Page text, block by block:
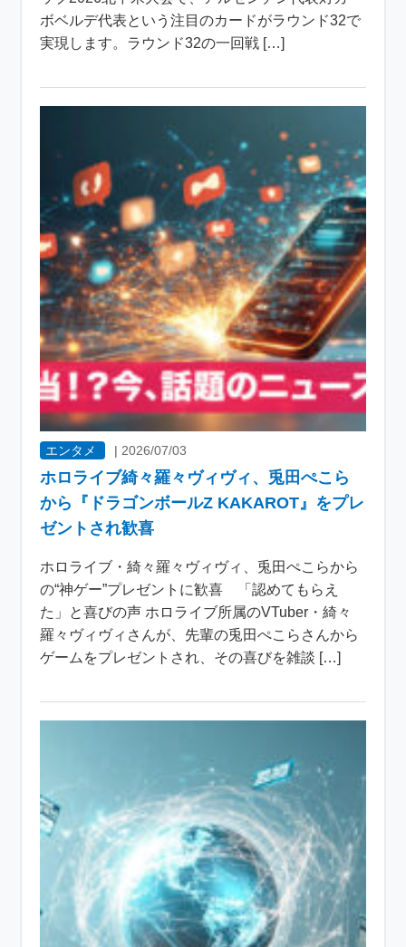
ボベルデ代表という注目のカードがラウンド32で
実現します。ラウンド32の一回戦 […]
エンタメ |2026/07/03
ホロライブ綺々羅々ヴィヴィ、兎田ぺこら
から『ドラゴンボールZ KAKAROT』をプレ
ゼントされ歓喜
ホロライブ・綺々羅々ヴィヴィ、兎田ぺこらから
の“神ゲー”プレゼントに歓喜 「認めてもらえ
た」と喜びの声 ホロライブ所属のVTuber・綺々
羅々ヴィヴィさんが、先輩の兎田ぺこらさんから
ゲームをプレゼントされ、その喜びを雑談 […]